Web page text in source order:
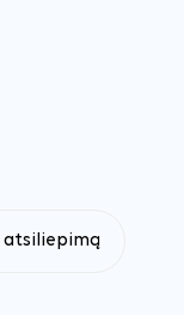
atsiliepimą